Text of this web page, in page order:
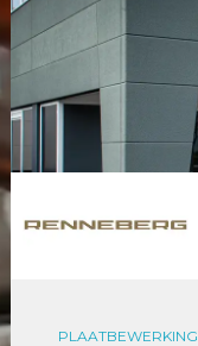
PLAATBEWERKING